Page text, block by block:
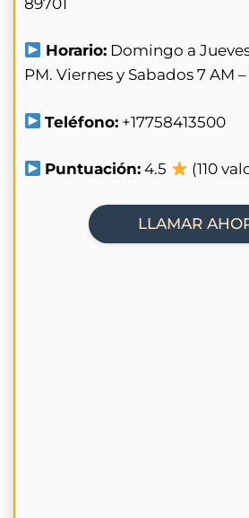
Horario: Domingo a
PM. Viernes y Sabados 7 AM –
Teléfono: +17758413500
Puntuación: 4.5 (110
LLAMAR